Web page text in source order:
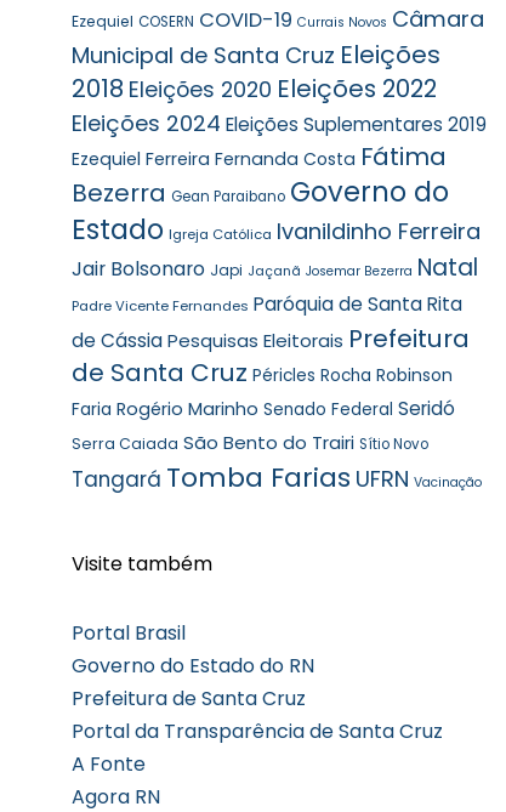
Ezequiel COSERN COVID-19 Currais Novos Câmara
Municipal de Santa Cruz Eleições
2018 Eleições 2020 Eleições 2022
Eleições 2024 Eleições Suplementares 2019
Ezequiel Ferreira Fernanda Costa Fátima
Bezerra Gean Paraibano Governo do
Estado Igreja Católica Ivanildinho Ferreira
Jair Bolsonaro Japi Jaçanã Josemar Bezerra Natal
Padre Vicente Fernandes Paróquia de Santa Rita
de Cássia Pesquisas Eleitorais Prefeitura
de Santa Cruz Péricles Rocha Robinson
Faria Rogério Marinho Senado Federal Seridó
Serra Caiada São Bento do Trairi Sítio Novo
Tangará Tomba Farias UFRN Vacinação
Visite também
Portal Brasil
Governo do Estado do RN
Prefeitura de Santa Cruz
Portal da Transparência de Santa Cruz
A Fonte
Agora RN